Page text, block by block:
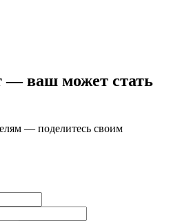
— ваш может стать
— поделитесь своим